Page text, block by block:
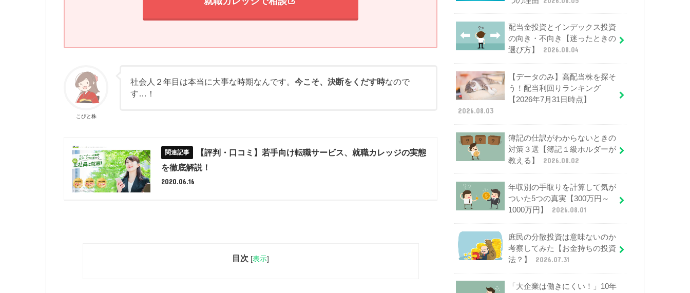
こびと株
社会人２年目は本当に大事な時期なんです。今こそ、決断をくだす時なので
す…！
【評判・口コミ】若手向け転職サービス、就職カレッジの実態
を徹底解説！
2020.06.16
目次 [表示]
配当金投資とインデックス投資
の向き・不向き【迷ったときの
選び方】
2026.08.04
【データのみ】高配当株を探そ
う！配当利回りランキング
【2026年7月31日時点】
2026.08.03
簿記の仕訳がわからないときの
対策３選【簿記１級ホルダーが
教える】
2026.08.02
年収別の手取りを計算して気が
ついた5つの真実【300万円～
1000万円】
2026.08.01
庶民の分散投資は意味ないのか
考察してみた【お金持ちの投資
法？】
2026.07.31
「大企業は働きにくい！」10年